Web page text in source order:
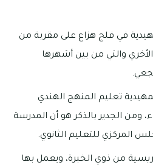
في فلج هزاع على مقربة من
والتي من بين أشهرها
تعليم المنهج الهندي
ومن الجدير بالذكر هو أن المدرسة
المركزي للتعليم الثانوي.
من ذوي الخبرة، ويعمل بها